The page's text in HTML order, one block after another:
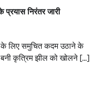
निरंतर जारी
लिए समुचित कदम उठाने के
बनी कृत्रिम झील को खोलने […]